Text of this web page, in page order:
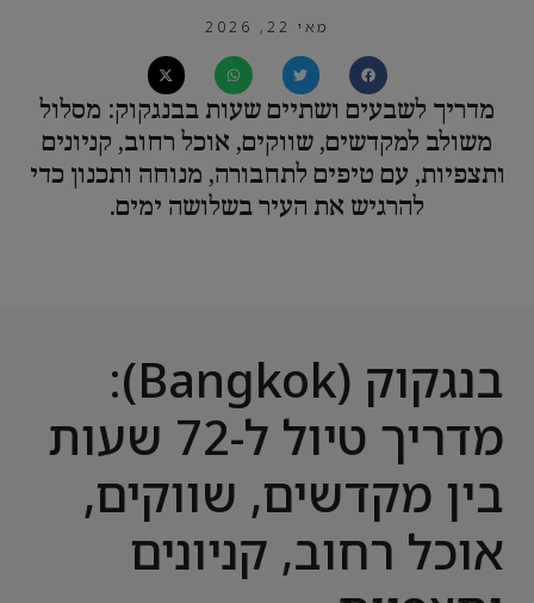
מאי 22, 2026
מדריך לשבעים ושתיים שעות בבנגקוק: מסלול
משולב למקדשים, שווקים, אוכל רחוב, קניונים
ותצפיות, עם טיפים לתחבורה, מנוחה ותכנון כדי
להרגיש את העיר בשלושה ימים.
בנגקוק (Bangkok):
מדריך טיול ל-72 שעות
בין מקדשים, שווקים,
אוכל רחוב, קניונים